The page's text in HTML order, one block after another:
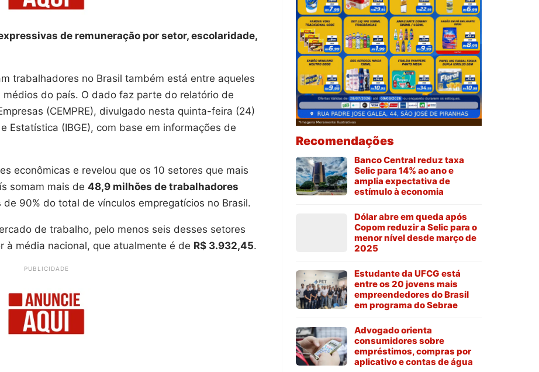
de remuneração por setor, escolaridade,
trabalhadores no Brasil também está entre aqueles
do país. O dado faz parte do relatório de
(CEMPRE), divulgado nesta quinta-feira (24)
Estatística (IBGE), com base em informações de
econômicas e revelou que os 10 setores que mais
somam mais de 48,9 milhões de trabalhadores
de 90% do total de vínculos empregatícios no Brasil.
de trabalho, pelo menos seis desses setores
à média nacional, que atualmente é de R$ 3.932,45.
PUBLICIDADE
Recomendações
Banco Central reduz taxa
Selic para 14% ao ano e
amplia expectativa de
estímulo à economia
Dólar abre em queda após
Copom reduzir a Selic para o
menor nível desde março de
2025
Estudante da UFCG está
entre os 20 jovens mais
empreendedores do Brasil
em programa do Sebrae
Advogado orienta
consumidores sobre
empréstimos, compras por
aplicativo e contas de água